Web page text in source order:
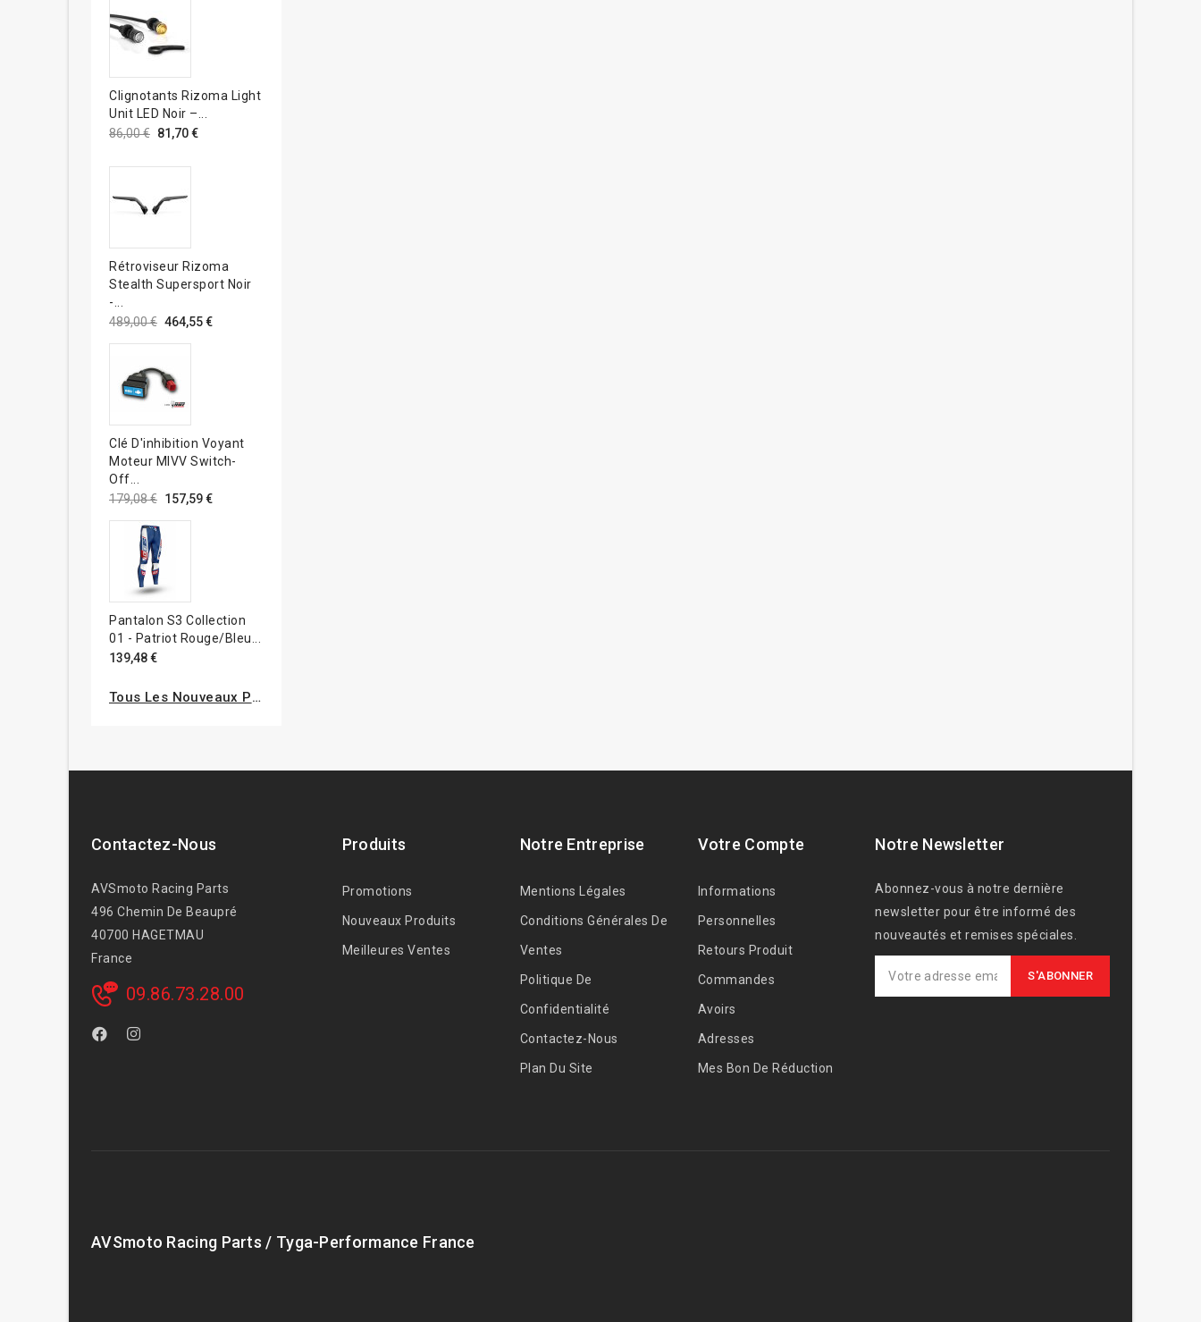
Clignotants Rizoma Light
Unit LED Noir –...
86,00 € 81,70 €
Rétroviseur Rizoma
Stealth Supersport Noir
-...
489,00 € 464,55 €
Clé D'inhibition Voyant
Moteur MIVV Switch-
Off...
179,08 € 157,59 €
Pantalon S3 Collection
01 - Patriot Rouge/bleu...
139,48 €
Tous Les Nouveaux Produits
Contactez-Nous
AVSmoto Racing Parts
496 Chemin De Beaupré
40700 HAGETMAU
France
09.86.73.28.00
Produits
Promotions
Nouveaux Produits
Meilleures Ventes
Notre Entreprise
Mentions Légales
Conditions Générales De
Ventes
Politique De
Confidentialité
Contactez-Nous
Plan Du Site
Votre Compte
Informations
Personnelles
Retours Produit
Commandes
Avoirs
Adresses
Mes Bon De Réduction
Notre Newsletter
Abonnez-vous à notre dernière
newsletter pour être informé des
nouveautés et remises spéciales.
AVSmoto Racing Parts / Tyga-Performance France